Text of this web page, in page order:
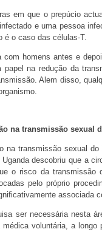
em que o prepúcio
e uma pessoa
é o caso das células-T.
com homens antes e
papel na redução da
Alem disso,
na transmissão sexual
na transmissão sexual
descobriu que a
o risco da
pelo próprio
associada
ser necessária nesta
voluntária, a